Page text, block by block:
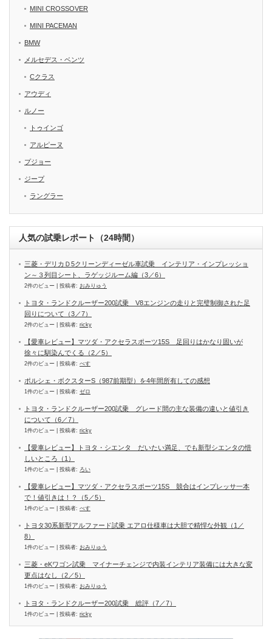
MINI CROSSOVER
MINI PACEMAN
BMW
メルセデス・ベンツ
Cクラス
アウディ
ルノー
トゥインゴ
アルピーヌ
プジョー
ジープ
ラングラー
人気の試乗レポート（24時間）
三菱・デリカＤ5クリーンディーゼル車試乗 インテリア・インプレッショ
ン～３列目シート、ラゲッジルーム編（3／6）
2件のビュー 投稿者: おみりゅう
トヨタ・ランドクルーザー200試乗 V8エンジンの走りと完璧制御された足
回りについて（3／7）
2件のビュー 投稿者: ricky
【愛車レビュー】マツダ・アクセラスポーツ15S 足回りはかなり固いが
徐々に馴染んでくる（2／5）
2件のビュー 投稿者: べす
ポルシェ・ボクスターS（987前期型）を4年間所有しての感想
1件のビュー 投稿者: ゼロ
トヨタ・ランドクルーザー200試乗 グレード間の主な装備の違いと値引き
について（6／7）
1件のビュー 投稿者: ricky
【愛車レビュー】トヨタ・シエンタ だいたい満足、でも新型シエンタの惜
しいところ（1）
1件のビュー 投稿者: ろい
【愛車レビュー】マツダ・アクセラスポーツ15S 競合はインプレッサ一本
で！値引きは！？（5／5）
1件のビュー 投稿者: べす
トヨタ30系新型アルファード試乗 エアロ仕様車は大胆で精悍な外観（1／
8）
1件のビュー 投稿者: おみりゅう
三菱・eKワゴン試乗 マイナーチェンジで内装インテリア装備には大きな変
更点はなし（2／5）
1件のビュー 投稿者: おみりゅう
トヨタ・ランドクルーザー200試乗 総評（7／7）
1件のビュー 投稿者: ricky